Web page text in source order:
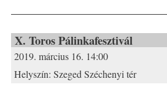
X. Toros Pálinkafesztivál
2019. március 16. 14:00
Helyszín: Szeged Széchenyi tér